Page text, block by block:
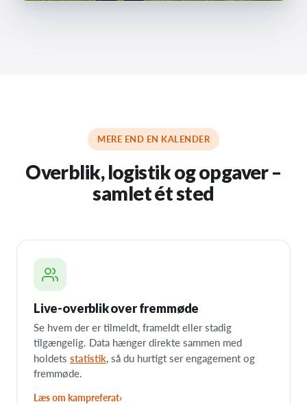
MERE END EN KALENDER
Overblik, logistik og opgaver –
samlet ét sted
Live-overblik over fremmøde
Se hvem der er tilmeldt, frameldt eller stadig
tilgængelig. Data hænger direkte sammen med
holdets statistik, så du hurtigt ser engagement og
fremmøde.
Læs om kampreferat›